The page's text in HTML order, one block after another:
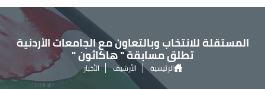
المستقلة للانتخاب وبالتعاون مع الجامعات الأردنية
تطلق مسابقة " هاكاثون "
الرئيسية الأرشيف
الأخبار
المستقلة للانتخاب وبالتعاون مع الجامعات الأردنية تطلق مسابقة " هاكاثون